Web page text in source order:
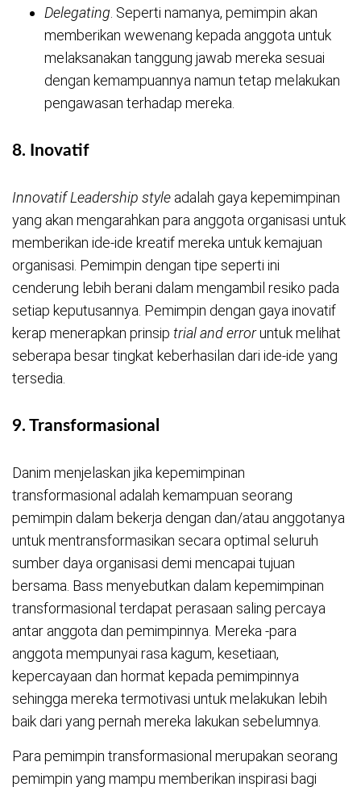
Delegating . Seperti namanya, pemimpin akan
memberikan wewenang kepada anggota untuk
melaksanakan tanggung jawab mereka sesuai
dengan kemampuannya namun tetap melakukan
pengawasan terhadap mereka.
8. Inovatif
Innovatif Leadership style adalah gaya kepemimpinan
yang akan mengarahkan para anggota organisasi untuk
memberikan ide-ide kreatif mereka untuk kemajuan
organisasi. Pemimpin dengan tipe seperti ini
cenderung lebih berani dalam mengambil resiko pada
setiap keputusannya. Pemimpin dengan gaya inovatif
kerap menerapkan prinsip trial and erroruntuk melihat
seberapa besar tingkat keberhasilan dari ide-ide yang
tersedia.
9. Transformasional
Danim menjelaskan jika kepemimpinan
transformasional adalah kemampuan seorang
pemimpin dalam bekerja dengan dan/atau anggotanya
untuk mentransformasikan secara optimal seluruh
sumber daya organisasi demi mencapai tujuan
bersama. Bass menyebutkan dalam kepemimpinan
transformasional terdapat perasaan saling percaya
antar anggota dan pemimpinnya. Mereka -para
anggota mempunyai rasa kagum, kesetiaan,
kepercayaan dan hormat kepada pemimpinnya
sehingga mereka termotivasi untuk melakukan lebih
baik dari yang pernah mereka lakukan sebelumnya.
Para pemimpin transformasional merupakan seorang
pemimpin yang mampu memberikan inspirasi bagi